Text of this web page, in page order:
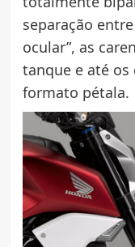
separação
ocular”, as
tanque e até os
formato pétala.